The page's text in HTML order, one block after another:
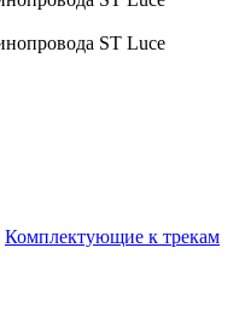
Комплектующие к трекам